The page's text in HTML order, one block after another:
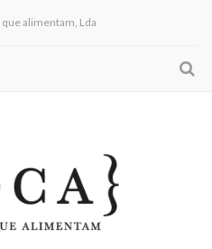
que alimentam, Lda